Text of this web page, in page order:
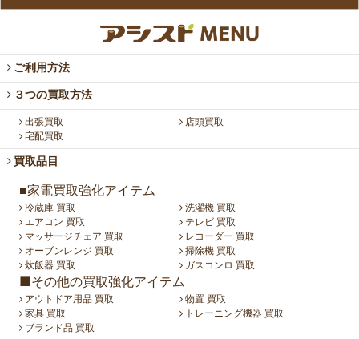
ご利用方法
３つの買取方法
出張買取
店頭買取
宅配買取
買取品目
■家電買取強化アイテム
冷蔵庫 買取
洗濯機 買取
エアコン 買取
テレビ 買取
マッサージチェア 買取
レコーダー 買取
オーブンレンジ 買取
掃除機 買取
炊飯器 買取
ガスコンロ 買取
■その他の買取強化アイテム
アウトドア用品 買取
物置 買取
家具 買取
トレーニング機器 買取
ブランド品 買取